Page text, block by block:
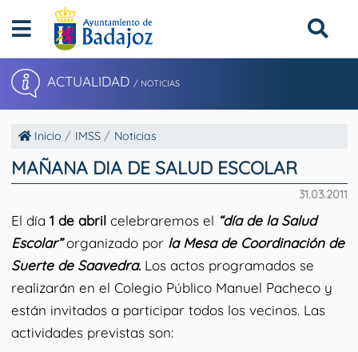
ACTUALIDAD / NOTICIAS
Inicio IMSS Noticias
MAÑANA DIA DE SALUD ESCOLAR
31.03.2011
El día 1 de abrilcelebraremos el “día de la Salud
Escolar”organizado por la Mesa de Coordinación de
Suerte de Saavedra. Los actos programados se
realizarán en el Colegio Público Manuel Pacheco y
están invitados a participar todos los vecinos. Las
actividades previstas son: